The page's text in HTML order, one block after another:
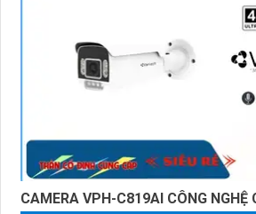
CAMERA VPH-C819AI CÔNG NGHỆ